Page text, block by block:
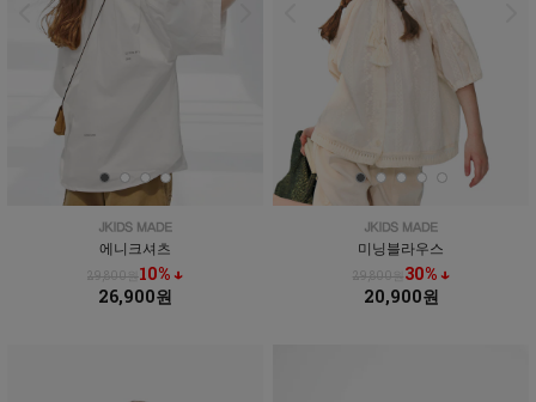
에니크셔츠
29,800원10% ↓
26,900원
미닝블라우스
29,800원30% ↓
20,900원